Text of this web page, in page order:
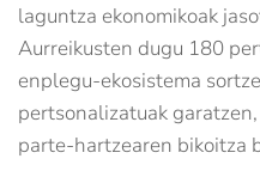
laguntza ekonomikoak
Aurreikusten dugu 180
enplegu-ekosistema
pertsonalizatuak
parte-hartzearen bikoitza